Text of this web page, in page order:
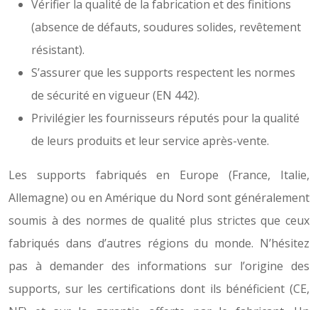
Vérifier la qualité de la fabrication et des finitions
(absence de défauts, soudures solides, revêtement
résistant).
S’assurer que les supports respectent les normes
de sécurité en vigueur (EN 442).
Privilégier les fournisseurs réputés pour la qualité
de leurs produits et leur service après-vente.
Les supports fabriqués en Europe (France, Italie,
Allemagne) ou en Amérique du Nord sont généralement
soumis à des normes de qualité plus strictes que ceux
fabriqués dans d’autres régions du monde. N’hésitez
pas à demander des informations sur l’origine des
supports, sur les certifications dont ils bénéficient (CE,